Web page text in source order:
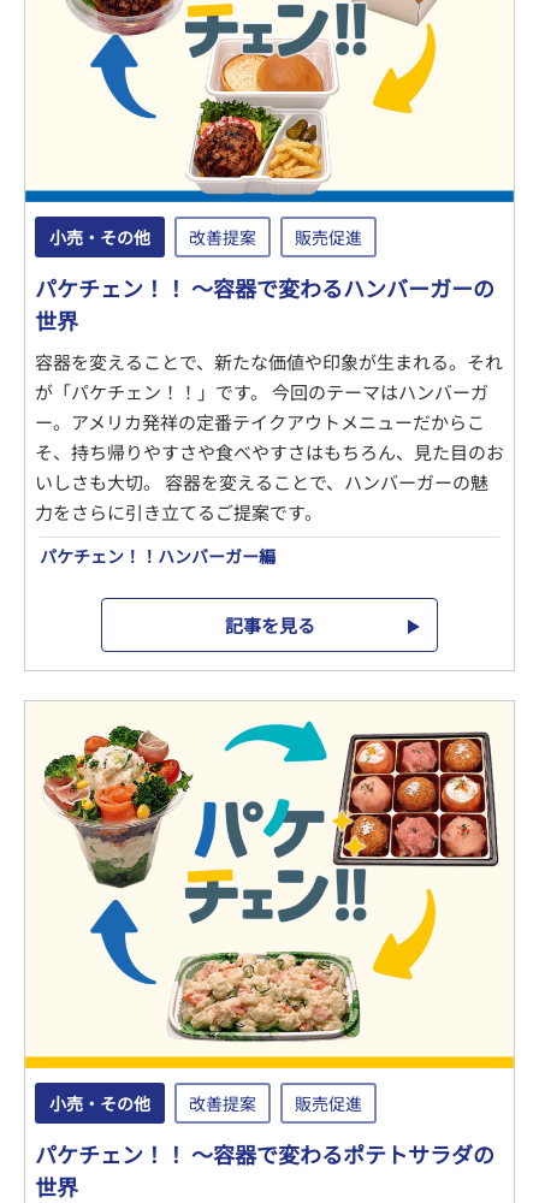
小売・その他 改善提案 販売促進
パケチェン！！ ～容器で変わるハンバーガーの
世界
容器を変えることで、新たな価値や印象が生まれる。それ
が「パケチェン！！」です。 今回のテーマはハンバーガ
ー。アメリカ発祥の定番テイクアウトメニューだからこ
そ、持ち帰りやすさや食べやすさはもちろん、見た目のお
いしさも大切。 容器を変えることで、ハンバーガーの魅
力をさらに引き立てるご提案です。
パケチェン！！ハンバーガー編
記事を見る
小売・その他 改善提案 販売促進
パケチェン！！ ～容器で変わるポテトサラダの
世界